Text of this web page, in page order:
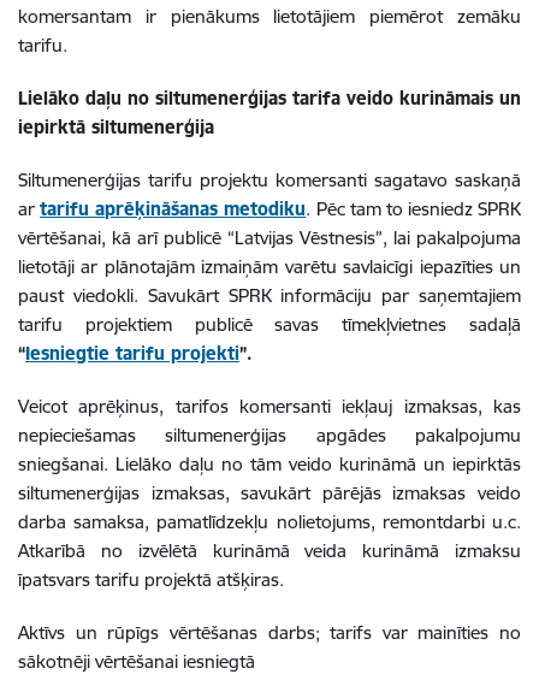
komersantam ir pienākums lietotājiem piemērot zemāku
tarifu.
Lielāko daļu no siltumenerģijas tarifa veido kurināmais un
iepirktā siltumenerģija
Siltumenerģijas tarifu projektu komersanti sagatavo saskaņā
artarifu aprēķināšanas metodiku. Pēc tam to iesniedz SPRK
vērtēšanai, kā arī publicē “Latvijas Vēstnesis”, lai pakalpojuma
lietotāji ar plānotajām izmaiņām varētu savlaicīgi iepazīties un
paust viedokli. Savukārt SPRK informāciju par saņemtajiem
tarifu projektiem publicē savas tīmekļvietnes sadaļā
“Iesniegtie tarifu projekti”.
Veicot aprēķinus, tarifos komersanti iekļauj izmaksas, kas
nepieciešamas siltumenerģijas apgādes pakalpojumu
sniegšanai. Lielāko daļu no tām veido kurināmā un iepirktās
siltumenerģijas izmaksas, savukārt pārējās izmaksas veido
darba samaksa, pamatlīdzekļu nolietojums, remontdarbi u.c.
Atkarībā no izvēlētā kurināmā veida kurināmā izmaksu
īpatsvars tarifu projektā atšķiras.
Aktīvs un rūpīgs vērtēšanas darbs; tarifs var mainīties no
sākotnēji vērtēšanai iesniegtā